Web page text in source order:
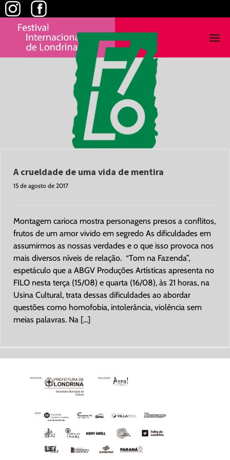
Skip
to
content
A crueldade de uma vida de mentira
15 de agosto de 2017
Montagem carioca mostra personagens presos a conflitos,
frutos de um amor vivido em segredo As dificuldades em
assumirmos as nossas verdades e o que isso provoca nos
mais diversos níveis de relação. “Tom na Fazenda”,
espetáculo que a ABGV Produções Artísticas apresenta no
FILO nesta terça (15/08) e quarta (16/08), às 21 horas, na
Usina Cultural, trata dessas dificuldades ao abordar
questões como homofobia, intolerância, violência sem
meias palavras. Na [...]